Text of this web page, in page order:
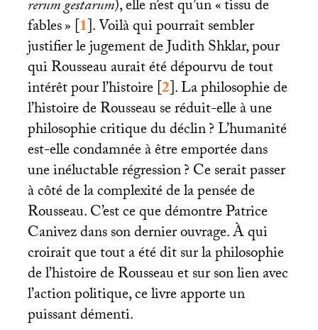
rerum gestarum), elle n’est qu’un «tissu de
fables»[1]. Voilà qui pourrait sembler
justifier le jugement de Judith Shklar, pour
qui Rousseau aurait été dépourvu de tout
intérêt pour l’histoire[2]. La philosophie de
l’histoire de Rousseau se réduit-elle à une
philosophie critique du déclin? L’humanité
est-elle condamnée à être emportée dans
une inéluctable régression? Ce serait passer
à côté de la complexité de la pensée de
Rousseau. C’est ce que démontre Patrice
Canivez dans son dernier ouvrage. À qui
croirait que tout a été dit sur la philosophie
de l’histoire de Rousseau et sur son lien avec
l’action politique, ce livre apporte un
puissant démenti.